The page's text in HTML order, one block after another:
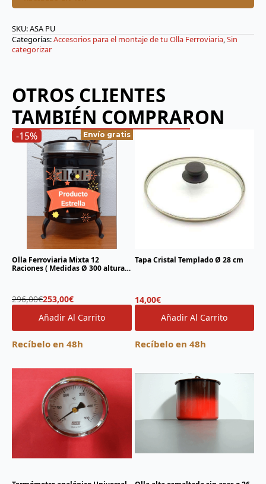
SKU:ASA PU
Categorías:Accesorios para el montaje de tu Olla Ferroviaria,Sin
categorizar
OTROS CLIENTES
TAMBIÉN COMPRARON
-15% Envío gratis
Olla Ferroviaria Mixta 12
Raciones ( Medidas Ø 300 altura
296,00€
El
precio
253,00€
El
precio
Añadir Al Carrito
Recíbelo en 48h
Tapa Cristal Templado Ø 28 cm
14,00€
Añadir Al Carrito
Recíbelo en 48h